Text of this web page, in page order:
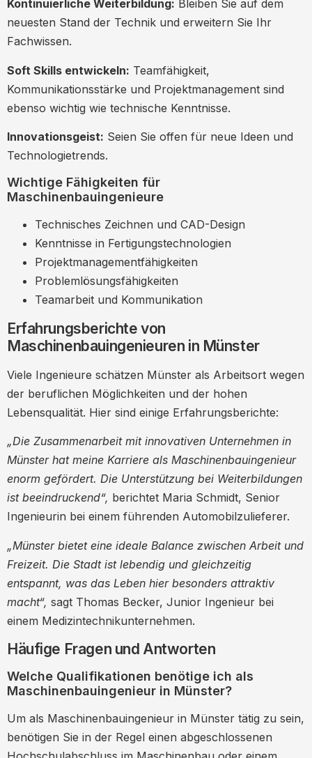
Kontinuierliche Weiterbildung: Bleiben Sie auf dem
neuesten Stand der Technik und erweitern Sie Ihr
Fachwissen.
Soft Skills entwickeln: Teamfähigkeit,
Kommunikationsstärke und Projektmanagement sind
ebenso wichtig wie technische Kenntnisse.
Innovationsgeist: Seien Sie offen für neue Ideen und
Technologietrends.
Wichtige Fähigkeiten für
Maschinenbauingenieure
Technisches Zeichnen und CAD-Design
Kenntnisse in Fertigungstechnologien
Projektmanagementfähigkeiten
Problemlösungsfähigkeiten
Teamarbeit und Kommunikation
Erfahrungsberichte von
Maschinenbauingenieuren in Münster
Viele Ingenieure schätzen Münster als Arbeitsort wegen
der beruflichen Möglichkeiten und der hohen
Lebensqualität. Hier sind einige Erfahrungsberichte:
„Die Zusammenarbeit mit innovativen Unternehmen in
Münster hat meine Karriere als Maschinenbauingenieur
enorm gefördert. Die Unterstützung bei Weiterbildungen
ist beeindruckend“, berichtet Maria Schmidt, Senior
Ingenieurin bei einem führenden Automobilzulieferer.
„Münster bietet eine ideale Balance zwischen Arbeit und
Freizeit. Die Stadt ist lebendig und gleichzeitig
entspannt, was das Leben hier besonders attraktiv
macht“, sagt Thomas Becker, Junior Ingenieur bei
einem Medizintechnikunternehmen.
Häufige Fragen und Antworten
Welche Qualifikationen benötige ich als
Maschinenbauingenieur in Münster?
Um als Maschinenbauingenieur in Münster tätig zu sein,
benötigen Sie in der Regel einen abgeschlossenen